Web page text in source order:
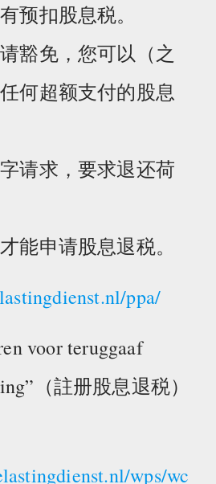
预扣股息税。
豁免，您可以（之
何超额支付的股息
请求，要求退还荷
能申请股息退税。
ppa/
voor teruggaaf
（註册股息退税）
wps/wc